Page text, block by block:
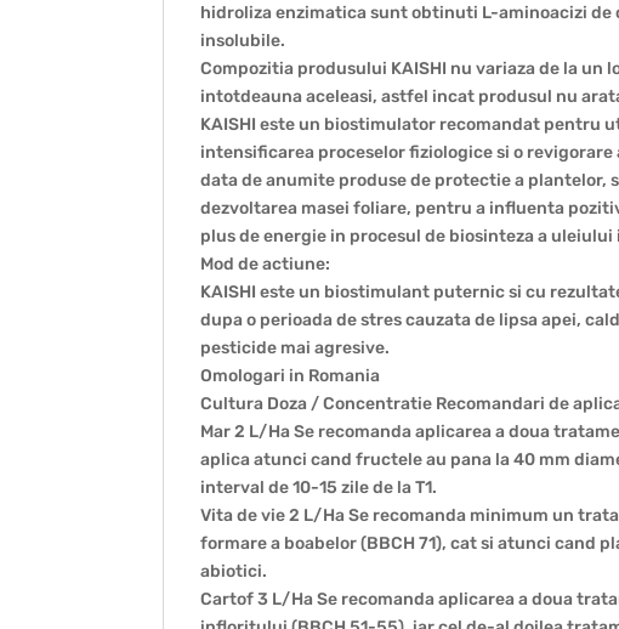
hidroliza enzimatica sunt obtinuti L-aminoacizi
insolubile.
Compozitia produsului KAISHI nu variaza de la
intotdeauna aceleasi, astfel incat produsul nu
KAISHI este un biostimulator recomandat pentru
intensificarea proceselor fiziologice si o
data de anumite produse de protectie a
dezvoltarea masei foliare, pentru a influenta
plus de energie in procesul de biosinteza a
Mod de actiune:
KAISHI este un biostimulant puternic si cu
dupa o perioada de stres cauzata de lipsa apei,
pesticide mai agresive.
Omologari in Romania
Cultura Doza / Concentratie Recomandari de
Mar 2 L/Ha Se recomanda aplicarea a doua
aplica atunci cand fructele au pana la 40 mm
interval de 10-15 zile de la T1.
Vita de vie 2 L/Ha Se recomanda minimum un
formare a boabelor (BBCH 71), cat si atunci cand
abiotici.
Cartof 3 L/Ha Se recomanda aplicarea a doua